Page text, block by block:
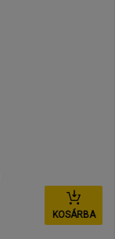
KOSÁRBA